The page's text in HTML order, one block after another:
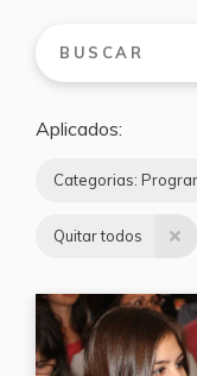
Aplicados
Categorias:
Quitar todos